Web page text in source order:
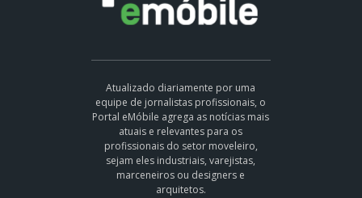
Atualizado diariamente por uma
equipe de jornalistas profissionais, o
Portal eMóbile agrega as notícias mais
atuais e relevantes para os
profissionais do setor moveleiro,
sejam eles industriais, varejistas,
marceneiros ou designers e
arquitetos.